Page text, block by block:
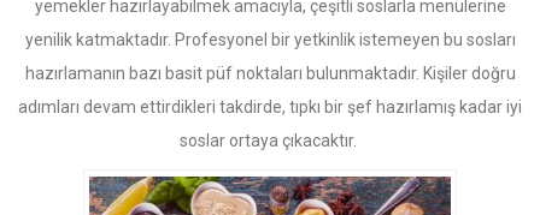
yemekler hazırlayabilmek amacıyla, çeşitli soslarla menülerine
yenilik katmaktadır. Profesyonel bir yetkinlik istemeyen bu sosları
hazırlamanın bazı basit püf noktaları bulunmaktadır. Kişiler doğru
adımları devam ettirdikleri takdirde, tıpkı bir şef hazırlamış kadar iyi
soslar ortaya çıkacaktır.